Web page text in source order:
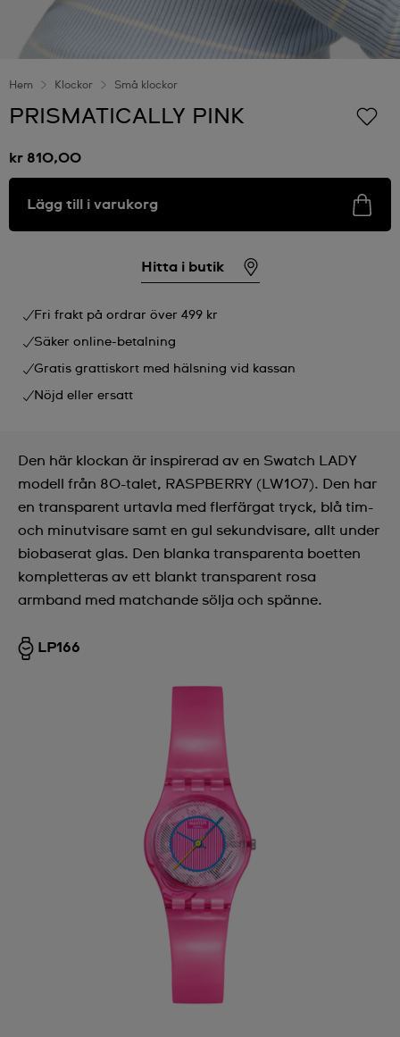
Hem Klockor Små klockor
PRISMATICALLY PINK
kr 810,00
Lägg till i varukorg
Hitta i butik
Fri frakt på ordrar över 499 kr
Säker online-betalning
Gratis grattiskort med hälsning vid kassan
Nöjd eller ersatt
Den här klockan är inspirerad av en Swatch LADY
modell från 80-talet, RASPBERRY (LW107). Den har
en transparent urtavla med flerfärgat tryck, blå tim-
och minutvisare samt en gul sekundvisare, allt under
biobaserat glas. Den blanka transparenta boetten
kompletteras av ett blankt transparent rosa
armband med matchande sölja och spänne.
LP166